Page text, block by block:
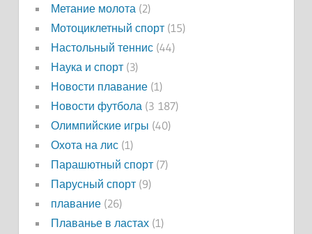
Метание молота(2)
Мотоциклетный спорт(15)
Настольный теннис(44)
Наука и спорт(3)
Новости плавание(1)
Новости футбола(3 187)
Олимпийские игры (40)
Охота на лис(1)
Парашютный спорт(7)
Парусный спорт(9)
плавание(26)
Плаванье в ластах(1)